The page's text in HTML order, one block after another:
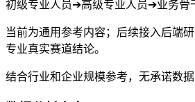
初级专业人员➔高级专业人员➔业务骨
当前为通用参考内容；后续接入后端
专业真实赛道结论。
结合行业和企业规模参考，无承诺数据